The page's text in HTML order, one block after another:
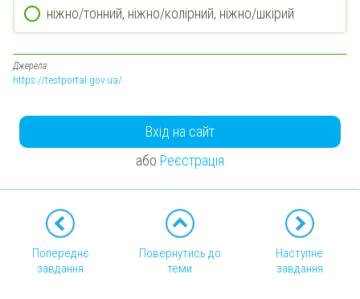
ніжно/тонний, ніжно/колірний, ніжно/шкірий
Джерела:
https://testportal.gov.ua/
Вхід на сайт
або Реєстрація
Попереднє
завдання
Повернутись до
теми
Наступне
завдання